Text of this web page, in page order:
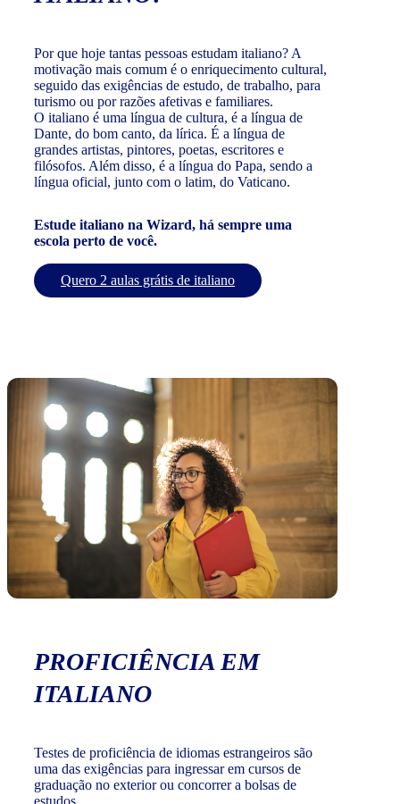
Por que hoje tantas pessoas estudam italiano? A
motivação mais comum é o enriquecimento cultural,
seguido das exigências de estudo, de trabalho, para
turismo ou por razões afetivas e familiares.
O italiano é uma língua de cultura, é a língua de
Dante, do bom canto, da lírica. É a língua de
grandes artistas, pintores, poetas, escritores e
filósofos. Além disso, é a língua do Papa, sendo a
língua oficial, junto com o latim, do Vaticano.
Estude italiano na Wizard, há sempre uma
escola perto de você.
Quero 2 aulas grátis de italiano
PROFICIÊNCIA EM
ITALIANO
Testes de proficiência de idiomas estrangeiros são
uma das exigências para ingressar em cursos de
graduação no exterior ou concorrer a bolsas de